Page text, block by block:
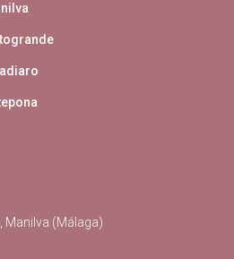
Manilva (Málaga)